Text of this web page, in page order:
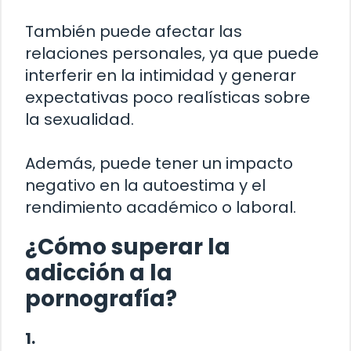
También puede afectar las
relaciones personales, ya que puede
interferir en la intimidad y generar
expectativas poco realísticas sobre
la sexualidad.
Además, puede tener un impacto
negativo en la autoestima y el
rendimiento académico o laboral.
¿Cómo superar la
adicción a la
pornografía?
1.